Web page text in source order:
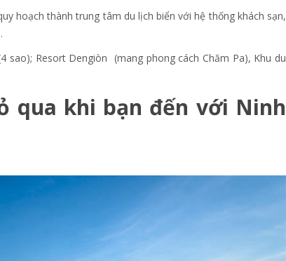
hoạch thành trung tâm du lịch biển với hệ thống khách sạn,
sao); Resort Dengiòn (mang phong cách Chăm Pa), Khu du
qua khi bạn đến với Ninh